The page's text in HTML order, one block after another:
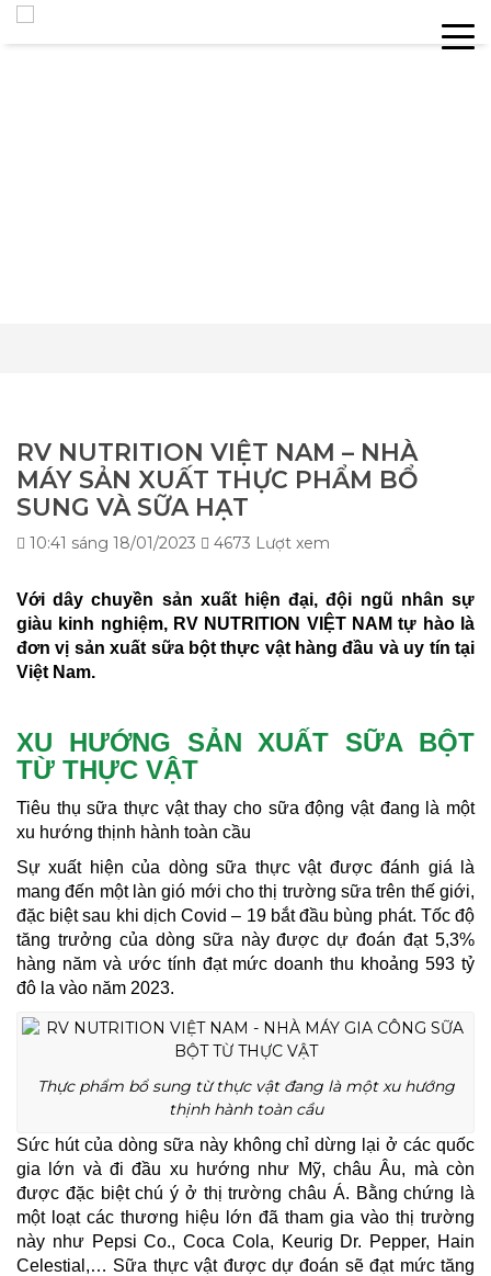
RV NUTRITION VIỆT NAM – NHÀ
MÁY SẢN XUẤT THỰC PHẨM BỔ
SUNG VÀ SỮA HẠT
10:41 sáng 18/01/2023 4673 Lượt xem
Với dây chuyền sản xuất hiện đại, đội ngũ nhân sự
giàu kinh nghiệm, RV NUTRITION VIỆT NAMtự hào là
đơn vị sản xuất sữa bột thực vật hàng đầu và uy tín tại
Việt Nam.
XU HƯỚNG SẢN XUẤT SỮA BỘT
TỪ THỰC VẬT
Tiêu thụ sữa thực vật thay cho sữa động vật đang là một
xu hướng thịnh hành toàn cầu
Sự xuất hiện của dòng sữa thực vật được đánh giá là
mang đến một làn gió mới cho thị trường sữa trên thế giới,
đặc biệt sau khi dịch Covid – 19 bắt đầu bùng phát. Tốc độ
tăng trưởng của dòng sữa này được dự đoán đạt 5,3%
hàng năm và ước tính đạt mức doanh thu khoảng 593 tỷ
đô la vào năm 2023.
Thực phẩm bổ sung từ thực vật đang là một xu hướng
thịnh hành toàn cầu
Sức hút của dòng sữa này không chỉ dừng lại ở các quốc
gia lớn và đi đầu xu hướng như Mỹ, châu Âu, mà còn
được đặc biệt chú ý ở thị trường châu Á. Bằng chứng là
một loạt các thương hiệu lớn đã tham gia vào thị trường
này như Pepsi Co., Coca Cola, Keurig Dr. Pepper, Hain
Celestial,… Sữa thực vật được dự đoán sẽ đạt mức tăng